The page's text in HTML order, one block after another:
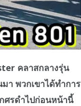
คลาสกลางรุ่น
า พวกเขาได้ทำการ
ศรดำไปก่อนหน้านี้